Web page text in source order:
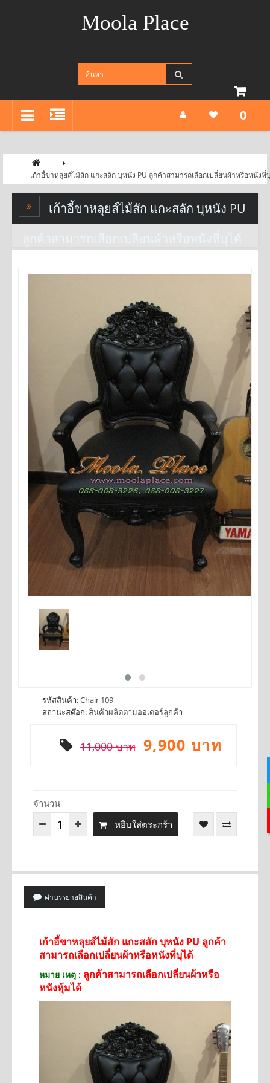
Moola Place
0
เก้าอี้ขาหลุยส์ไม้สัก แกะสลัก บุหนัง PU ลูกค้าสามารถเลือกเปลี่ยนผ้าหรือหนังที่
เก้าอี้ขาหลุยส์ไม้สัก แกะสลัก บุหนัง PU
ลูกค้าสามารถเลือกเปลี่ยนผ้าหรือหนังที่บุได้
รหัสสินค้า:Chair 109
สถานะสต๊อก: สินค้าผลิตตามออเดอร์ลูกค้า
11,000 บาท 9,900 บาท
จำนวน
หยิบใส่ตระกร้า
คำบรรยายสินค้า
เก้าอี้ขาหลุยส์ไม้สัก แกะสลัก บุหนัง PU ลูกค้า
สามารถเลือกเปลี่ยนผ้าหรือหนังที่บุได้
หมาย เหตุ : ลูกค้าสามารถเลือกเปลี่ยนผ้าหรือ
หนังหุ้มได้